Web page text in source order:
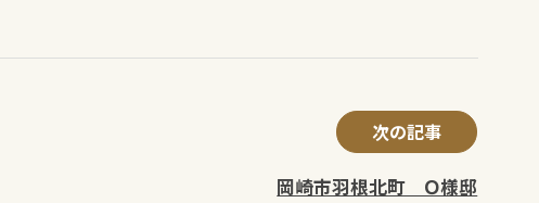
次の記事
岡崎市羽根北町 Ｏ様邸